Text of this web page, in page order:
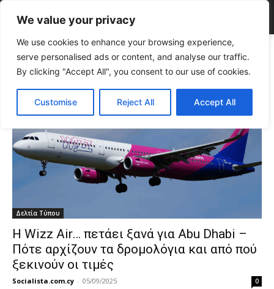
We value your privacy
We use cookies to enhance your browsing experience,
serve personalised ads or content, and analyse our traffic.
By clicking "Accept All", you consent to our use of cookies.
Customise Reject All Accept All
Tags Άμπου Ντάμπι
Tag:Άμπου Ντάμπι
Δελτία Τύπου
Η Wizz Air… πετάει ξανά για Abu Dhabi –
Πότε αρχίζουν τα δρομολόγια και από πού
ξεκινούν οι τιμές
Socialista.com.cy - 05/09/2025 0